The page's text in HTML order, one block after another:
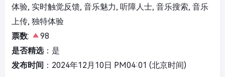
体验, 实时触觉反馈, 音乐魅力, 听障人士, 音乐搜索, 音乐
上传, 独特体验
票数:
98
是否精选：是
发布时间 ：2024年12月10日 PM04:01 (北京时间)